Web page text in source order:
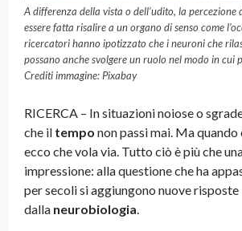
A differenza della vista o dell’udito, la percezione
essere fatta risalire a un organo di senso come
ricercatori hanno ipotizzato che i neuroni che
possano anche svolgere un ruolo nel modo in cui
Crediti immagine: Pixabay
RICERCA – In situazioni noiose o
che il tempo non passi mai. Ma
ecco che vola via. Tutto ciò è più che
impressione: alla questione che ha
per secoli si aggiungono nuove risposte
dalla neurobiologia